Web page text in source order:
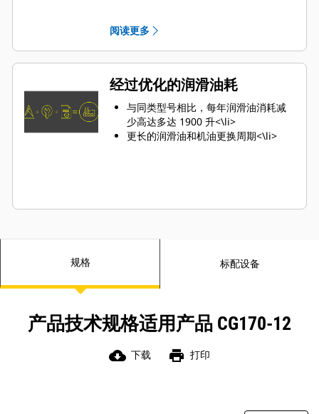
阅读更多
经过优化的润滑油耗
与同类型号相比，每年润滑油消耗减
少高达多达 1900 升<\li>
更长的润滑油和机油更换周期<\li>
规格 标配设备
产品技术规格适用产品 CG170-12
cloud_download 下载 print 打印